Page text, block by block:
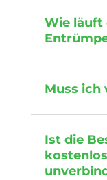
Wie läuft
Muss ich
Ist die